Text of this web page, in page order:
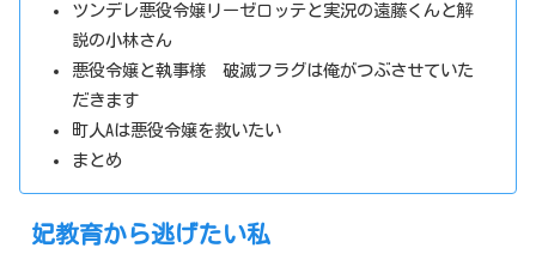
ツンデレ悪役令嬢リーゼロッテと実況の遠藤くんと解
説の小林さん
悪役令嬢と執事様 破滅フラグは俺がつぶさせていた
だきます
町人Aは悪役令嬢を救いたい
まとめ
妃教育から逃げたい私